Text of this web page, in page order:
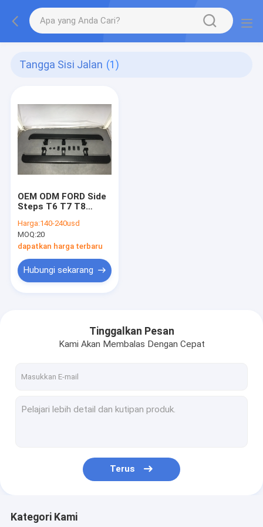
Tangga Sisi Jalan (1)
OEM ODM FORD Side
Steps T6 T7 T8
Ranger Running
Boards Dengan Sikat
Harga:140-240usd
MOQ:20
dapatkan harga terbaru
Hubungi sekarang
Tinggalkan Pesan
Kami Akan Membalas Dengan Cepat
Terus
Kategori Kami